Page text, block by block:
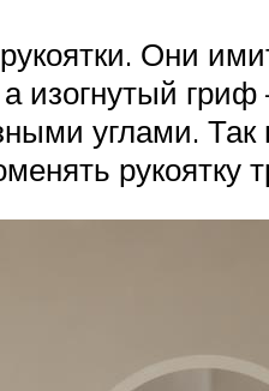
Они
гриф
углами.
рукоятку